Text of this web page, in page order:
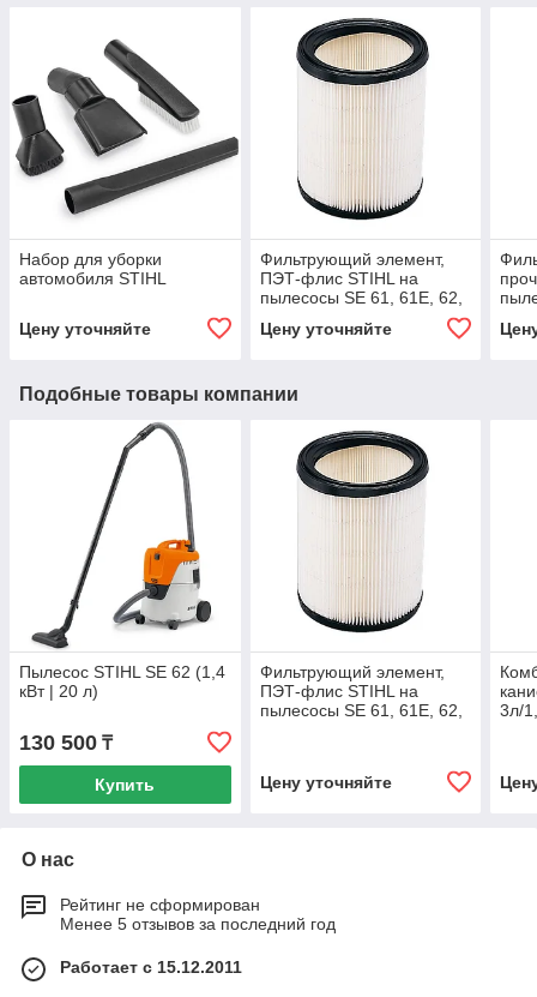
Набор для уборки
автомобиля STIHL
Цену уточняйте
Фильтрующий элемент,
ПЭТ-флис STIHL на
пылесосы SE 61, 61E, 62,
Цену уточняйте
Подобные товары компании
Пылесос STIHL SE 62 (1,4
кВт | 20 л)
130 500 ₸
Купить
Фильтрующий элемент,
ПЭТ-флис STIHL на
пылесосы SE 61, 61E, 62,
Цену уточняйте
3л/
О нас
Рейтинг не сформирован
Менее 5 отзывов за последний год
Работает с 15.12.2011